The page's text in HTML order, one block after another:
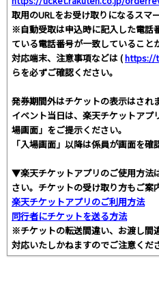
取用のURLをお受け取りになるスマ
※自動受取は申込時に記入した電話
ている電話番号が一致していること
対応端末、注意事項などは (https://
らを必ずご確認ください。
発券期間外はチケットの表示はされ
イベント当日は、楽天チケットアプ
場画面」をご提示ください。
「入場画面」以降は係員が画面を確
▼楽天チケットアプリのご使用方法
さい。チケットの受け取り方もご案
楽天チケットアプリのご利用方法
同行者にチケットを送る方法
※チケットの転送間違い、お渡し間
対応いたしかねますのでご注意くだ